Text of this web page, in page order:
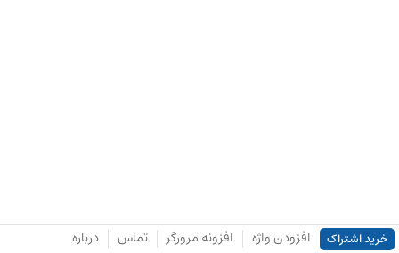
خرید اشتراک افزودن واژه افزونه مرورگر تماس درباره